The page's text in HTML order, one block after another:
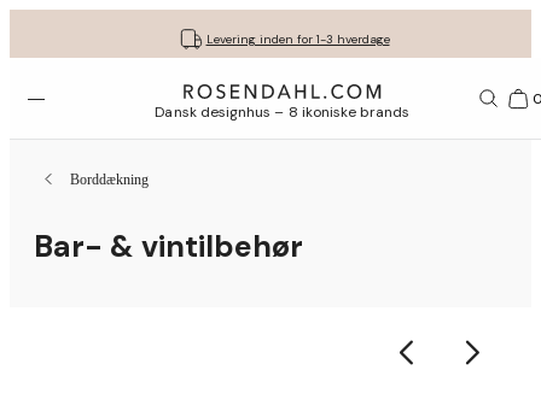
Levering inden for 1-3 hverdage
Fri fragt ved køb for min. 549 kr.
30 dages gratis retur*
Få dine gaver pakket flot ind
Vi er e-mærket
Åbn menuen Dansk designhus – 8 ikoniske brands
Borddækning
Bar- & vintilbehør